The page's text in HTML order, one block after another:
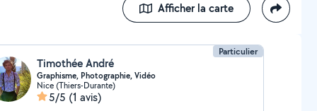
Afficher la carte
Particulier
Timothée André
Graphisme, Photographie, Vidéo
Nice (Thiers-Durante)
5/5 (1 avis)